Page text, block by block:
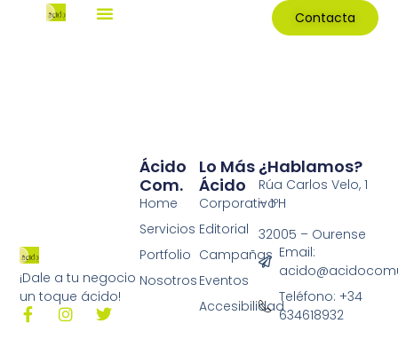
Contacta
¡Dale a tu negocio
un toque ácido!
Lo Más
Ácido
Corporativo
Editorial
Campañas
Eventos
Accesibilidad
Ácido
Com.
Home
Servicios
Portfolio
Nosotros
¿Hablamos?
Rúa Carlos Velo, 1
– 1ºH
32005 – Ourense
Email:
Teléfono: +34
634618932